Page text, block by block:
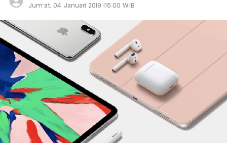
Jum'at, 04 Januari 2019 |15:00 WIB